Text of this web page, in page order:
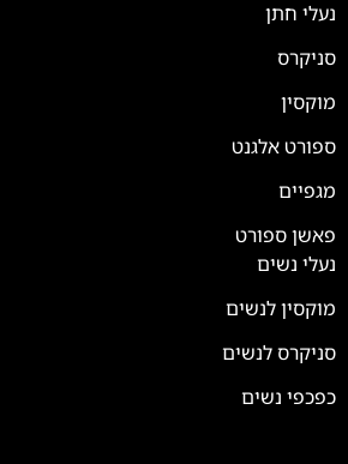
נעלי חתן
סניקרס
מוקסין
ספורט אלגנט
מגפיים
פאשן ספורט
נעלי נשים
מוקסין לנשים
סניקרס לנשים
כפכפי נשים
💬